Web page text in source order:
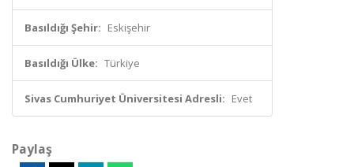
Basıldığı Şehir: Eskişehir
Basıldığı Ülke: Türkiye
Sivas Cumhuriyet Üniversitesi Adresli: Evet
Paylaş